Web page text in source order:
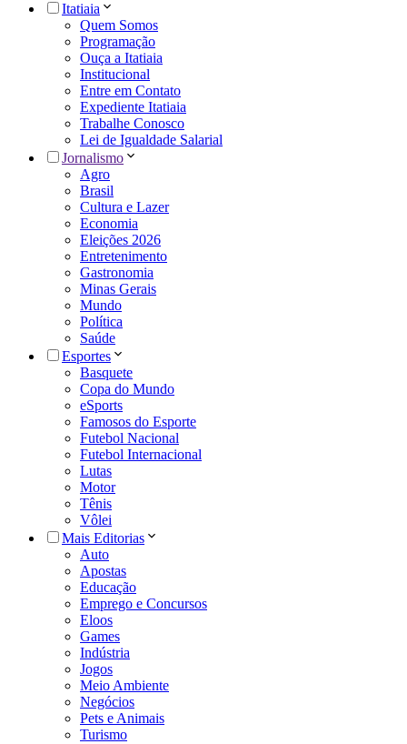
Itatiaia
Quem Somos
Programação
Ouça a Itatiaia
Institucional
Entre em Contato
Expediente Itatiaia
Trabalhe Conosco
Lei de Igualdade Salarial
Jornalismo
Agro
Brasil
Cultura e Lazer
Economia
Eleições 2026
Entretenimento
Gastronomia
Minas Gerais
Mundo
Política
Saúde
Esportes
Basquete
Copa do Mundo
eSports
Famosos do Esporte
Futebol Nacional
Futebol Internacional
Lutas
Motor
Tênis
Vôlei
Mais Editorias
Auto
Apostas
Educação
Emprego e Concursos
Eloos
Games
Indústria
Jogos
Meio Ambiente
Negócios
Pets e Animais
Turismo